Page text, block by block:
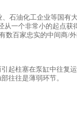
石油化工企业等国有
从一个非常小的起点获
数百家忠实的中间商/
起柱塞在泵缸中往复
往往是薄弱环节。